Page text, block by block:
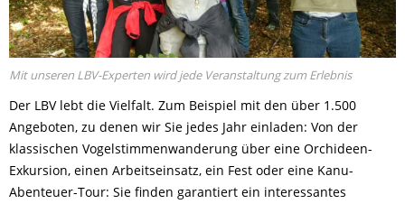
Mit unseren LBV-Experten wird jede Veranstaltung zum Erlebnis
Der LBV lebt die Vielfalt. Zum Beispiel mit den über 1.500
Angeboten, zu denen wir Sie jedes Jahr einladen: Von der
klassischen Vogelstimmenwanderung über eine Orchideen-
Exkursion, einen Arbeitseinsatz, ein Fest oder eine Kanu-
Abenteuer-Tour: Sie finden garantiert ein interessantes